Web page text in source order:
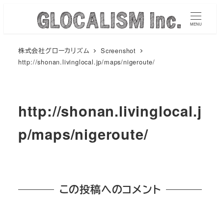
MENU
株式会社グローカリズム
Screenshot
http://shonan.livinglocal.jp/maps/nigeroute/
http://shonan.livinglocal.j
p/maps/nigeroute/
この投稿へのコメント